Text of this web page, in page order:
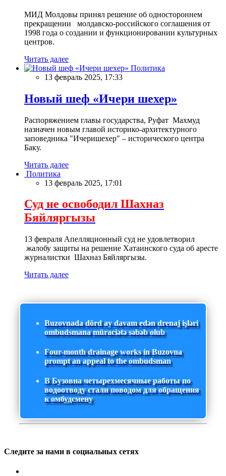
МИД Молдовы принял решение об одностороннем
прекращении молдавско-российского соглашения от
1998 года о создании и функционировании культурных
центров.
Читать далее
Политика
13 февраль 2025, 17:33
Новый шеф «Ичери шехер»
Распоряжением главы государства, Руфат Махмуд
назначен новым главой историко-архитектурного
заповедника "Ичеришехер" – исторического центра
Баку.
Читать далее
Политика
13 февраль 2025, 17:01
Суд не освободил Шахназ
Бяйляргызы
13 февраля Апелляционный суд не удовлетворил
жалобу защиты на решение Хатаинского суда об аресте
журналистки Шахназ Бяйляргызы.
Читать далее
Buzovnada dörd ay davam edən drenaj işləri
ombudsmana müraciətə səbəb olub
Four-month drainage works in Buzovna
prompt an appeal to the ombudsman
В Бузовна четырехмесячные работы по
водоотводу стали поводом для обращения
к омбудсмену
Следите за нами в социальных сетях